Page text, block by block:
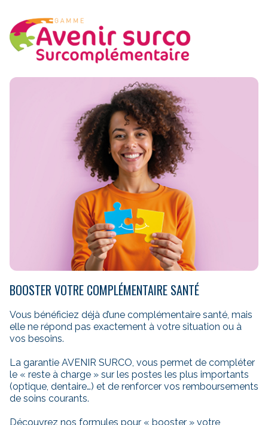
BOOSTER VOTRE COMPLÉMENTAIRE SANTÉ
Vous bénéficiez déjà d’une complémentaire santé, mais
elle ne répond pas exactement à votre situation ou à
vos besoins.
La garantie AVENIR SURCO, vous permet de compléter
le « reste à charge » sur les postes les plus importants
(optique, dentaire…) et de renforcer vos remboursements
de soins courants.
Découvrez nos formules pour « booster » votre